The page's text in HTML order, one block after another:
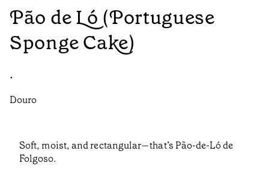
Pão de Ló (Portuguese
Sponge Cake)
•
Douro
Soft, moist, and rectangular—that’s Pão-de-Ló de
Folgoso.